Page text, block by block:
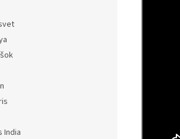
India